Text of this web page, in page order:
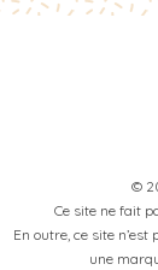
©
Ce site ne fait
En outre, ce site
une